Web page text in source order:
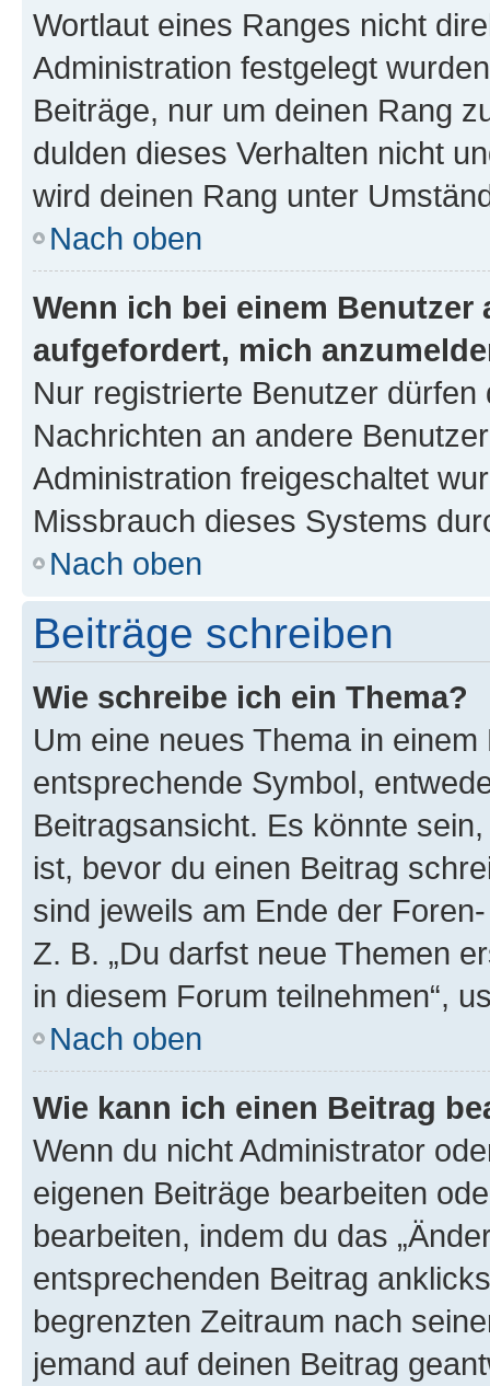
Wortlaut eines Ranges nicht
Administration festgelegt
Beiträge, nur um deinen Rang
dulden dieses Verhalten nicht
wird deinen Rang unter
Nach oben
Wenn ich bei einem
aufgefordert, mich
Nur registrierte Benutzer
Nachrichten an andere
Administration freigeschaltet
Missbrauch dieses Systems
Nach oben
Beiträge schreiben
Wie schreibe ich ein Thema?
Um eine neues Thema in
entsprechende Symbol,
Beitragsansicht. Es könnte
ist, bevor du einen Beitrag
sind jeweils am Ende der
Z. B. „Du darfst neue Themen
in diesem Forum teilnehmen“,
Nach oben
Wie kann ich einen Beitrag
Wenn du nicht Administrator
eigenen Beiträge bearbeiten
bearbeiten, indem du das
entsprechenden Beitrag
begrenzten Zeitraum nach
jemand auf deinen Beitrag